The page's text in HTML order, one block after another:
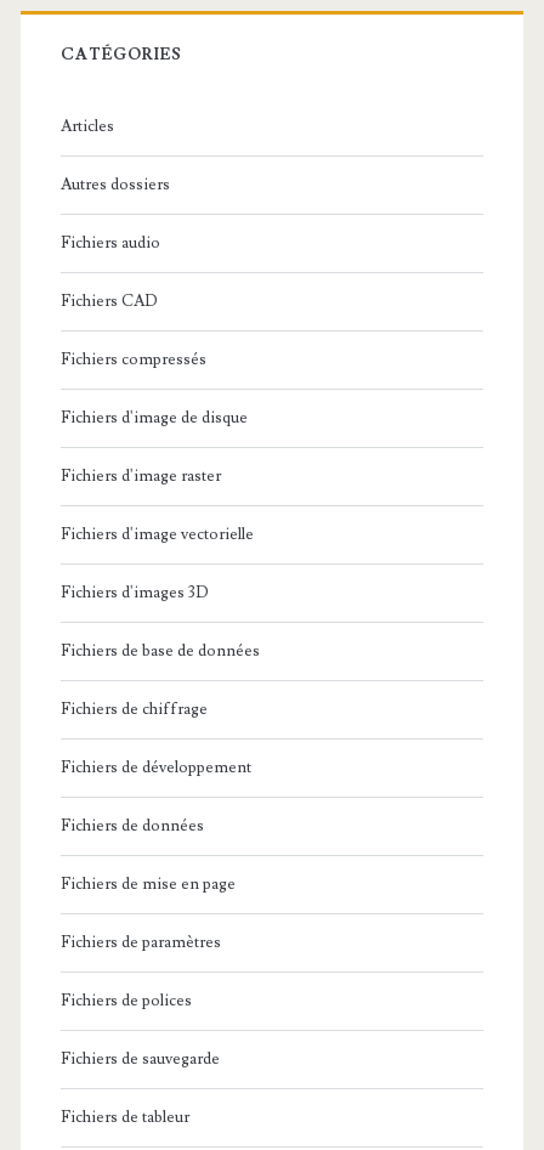
r
c
:
CATÉGORIES
Articles
Autres dossiers
Fichiers audio
Fichiers CAD
Fichiers compressés
Fichiers d'image de disque
Fichiers d'image raster
Fichiers d'image vectorielle
Fichiers d'images 3D
Fichiers de base de données
Fichiers de chiffrage
Fichiers de développement
Fichiers de données
Fichiers de mise en page
Fichiers de paramètres
Fichiers de polices
Fichiers de sauvegarde
Fichiers de tableur